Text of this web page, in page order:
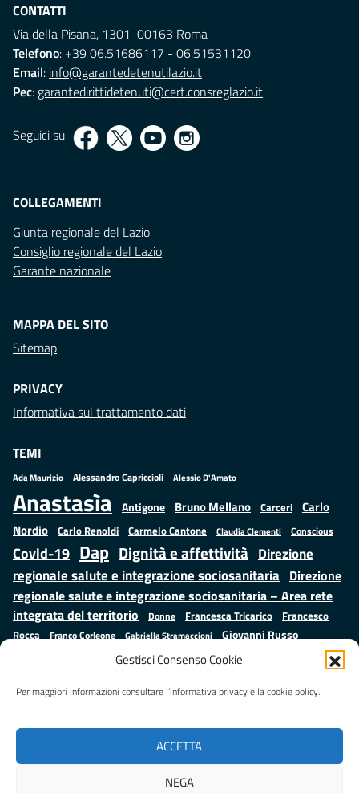
Gestisci Consenso Cookie
Per maggiori informazioni consultare l’informativa privacy e la cookie policy.
ACCETTA
NEGA
CONTATTI
Via della Pisana, 1301 00163 Roma
Telefono: +39 06.51686117 - 06.51531120
Email: info@garantedetenutilazio.it
Pec: garantedirittidetenuti@cert.consreglazio.it
Seguici su
COLLEGAMENTI
Giunta regionale del Lazio
Consiglio regionale del Lazio
Garante nazionale
MAPPA DEL SITO
Sitemap
PRIVACY
Informativa sul trattamento dati
TEMI
Ada Maurizio Alessandro Capriccioli Alessio D'Amato
Anastasìa Antigone Bruno Mellano Carceri
Carlo
Nordio Carlo Renoldi Carmelo Cantone Claudia Clementi Conscious
Covid-19 Dap Dignità e affettività Direzione
regionale salute e integrazione sociosanitaria Direzione
regionale salute e integrazione sociosanitaria – Area rete
integrata del territorio
Donne Francesca Tricarico
Francesco
Rocca
Franco Corleone Gabriella Stramaccioni Giovanni Russo
Giuseppe Emanuele Cangemi Istruzione e cultura
Mauro
Palma ministero della Giustizia Minori Misure
Regione Lazio
Salute Samuele Ciambriello
Sarah Grieco Situazione in numeri
Valentina Calderone